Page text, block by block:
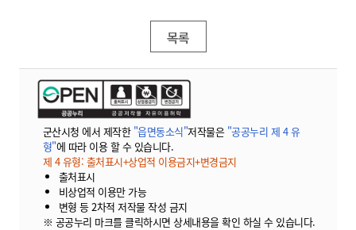
목록
군산시청 에서 제작한 "읍면동소식"저작물은 "공공누리 제 4 유
형"에 따라 이용 할 수 있습니다.
제 4 유형: 출처표시+상업적 이용금지+변경금지
출처표시
비상업적 이용만 가능
변형 등 2차적 저작물 작성 금지
※ 공공누리 마크를 클릭하시면 상세내용을 확인 하실 수 있습니다.